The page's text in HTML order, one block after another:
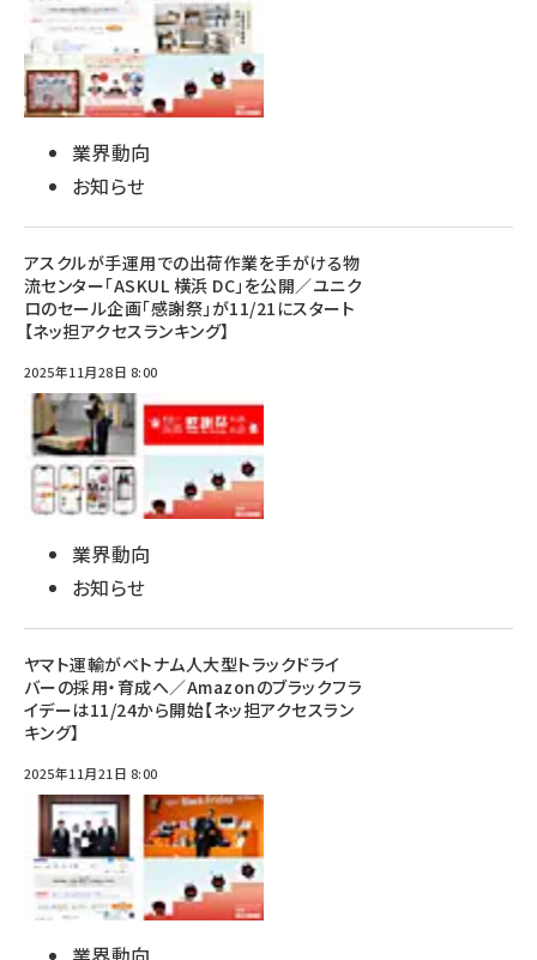
業界動向
お知らせ
アスクルが手運用での出荷作業を手がける物
流センター「ASKUL 横浜 DC」を公開／ユニク
ロのセール企画「感謝祭」が11/21にスタート
【ネッ担アクセスランキング】
2025年11月28日 8:00
業界動向
お知らせ
ヤマト運輸がベトナム人大型トラックドライ
バーの採用・育成へ／Amazonのブラックフラ
イデーは11/24から開始【ネッ担アクセスラン
キング】
2025年11月21日 8:00